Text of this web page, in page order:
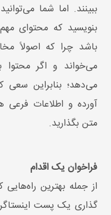
ببینند. اما شما
بنویسید که محتوای
باشد چرا که اصولاً
می‌خواند و اگر محتوا
می‌دهد؛ بنابراین سعی
آورده و اطلاعات
متن بگذارید.
فراخوان یک اقدام
از جمله بهترین
گذاری یک پست